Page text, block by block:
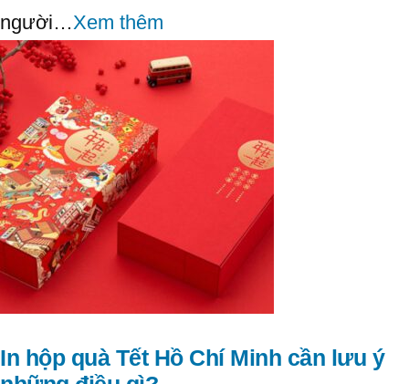
người…Xem thêm
In hộp quà Tết Hồ Chí Minh cần lưu ý